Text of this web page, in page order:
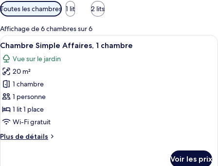
Filtres
disponibles
pour
les
chambres
Toutes les chambres 1 lit 2 lits
Affichage de 6 chambres sur 6
Afficher
toutes
les
photos
pour
ce
type
de
chambre :
Chambre
Chambre Simple Affaires, 1
10
Chambre Simple Affaires, 1 chambre
Vue sur le jardin
20 m²
1 chambre
1 personne
1 lit 1 place
Wi-Fi gratuit
Plus de détails
Plus
Voir les prix